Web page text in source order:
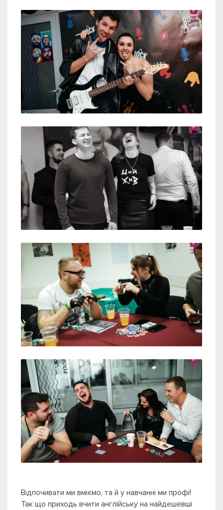
Відпочивати ми вміємо, та й у навчанні ми профі!
Так що приходь вчити англійську на найдешевші